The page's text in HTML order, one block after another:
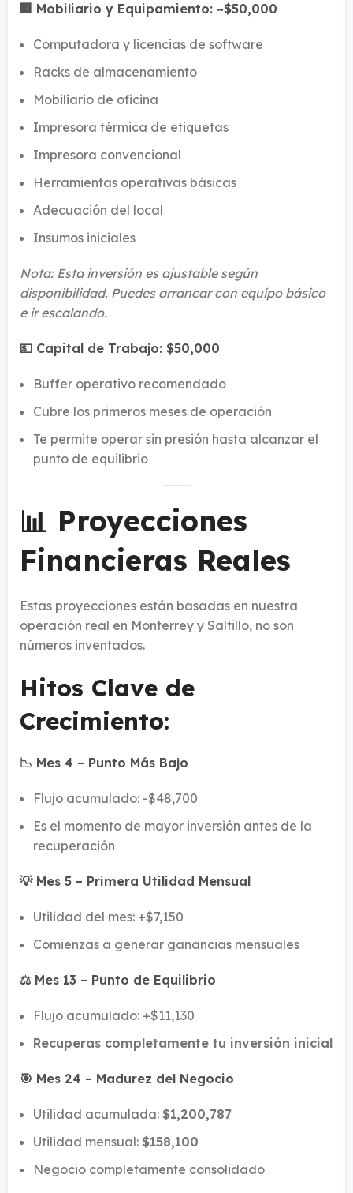
🏢 Mobiliario y Equipamiento: ~$50,000
Computadora y licencias de software
Racks de almacenamiento
Mobiliario de oficina
Impresora térmica de etiquetas
Impresora convencional
Herramientas operativas básicas
Adecuación del local
Insumos iniciales
Nota: Esta inversión es ajustable según
disponibilidad. Puedes arrancar con equipo básico
e ir escalando.
💵 Capital de Trabajo: $50,000
Buffer operativo recomendado
Cubre los primeros meses de operación
Te permite operar sin presión hasta alcanzar el
punto de equilibrio
📊 Proyecciones
Financieras Reales
Estas proyecciones están basadas en nuestra
operación real en Monterrey y Saltillo, no son
números inventados.
Hitos Clave de
Crecimiento:
📉 Mes 4 – Punto Más Bajo
Flujo acumulado: -$48,700
Es el momento de mayor inversión antes de la
recuperación
💡 Mes 5 – Primera Utilidad Mensual
Utilidad del mes: +$7,150
Comienzas a generar ganancias mensuales
⚖️ Mes 13 – Punto de Equilibrio
Flujo acumulado: +$11,130
Recuperas completamente tu inversión inicial
🎯 Mes 24 – Madurez del Negocio
Utilidad acumulada: $1,200,787
Utilidad mensual: $158,100
Negocio completamente consolidado